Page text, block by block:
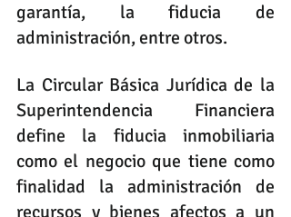
garantía, la fiducia de
administración, entre otros.
La Circular Básica Jurídica de la
Superintendencia Financiera
define la fiducia inmobiliaria
como el negocio que tiene como
finalidad la administración de
recursos y bienes afectos a un